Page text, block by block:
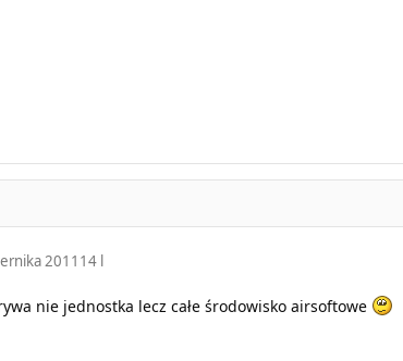
2011 14 l
nie jednostka lecz całe środowisko airsoftowe